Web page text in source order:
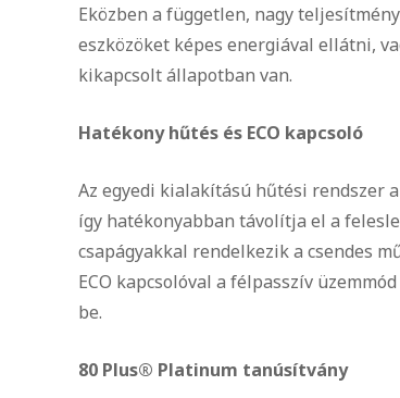
Eközben a független, nagy
eszközöket képes energiával ellátni,
kikapcsolt állapotban van.
Hatékony hűtés és ECO kapcsoló
Az egyedi kialakítású hűtési rendszer
így hatékonyabban távolítja el a
csapágyakkal rendelkezik a csendes
ECO kapcsolóval a félpasszív
be.
80 Plus® Platinum tanúsítvány